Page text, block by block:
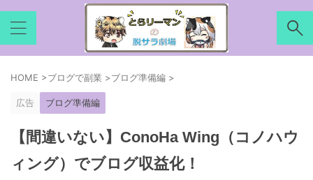
HOME >ブログで副業 >ブログ準備編 >
広告 ブログ準備編
【間違いない】ConoHa Wing（コノハウ
ィング）でブログ収益化！